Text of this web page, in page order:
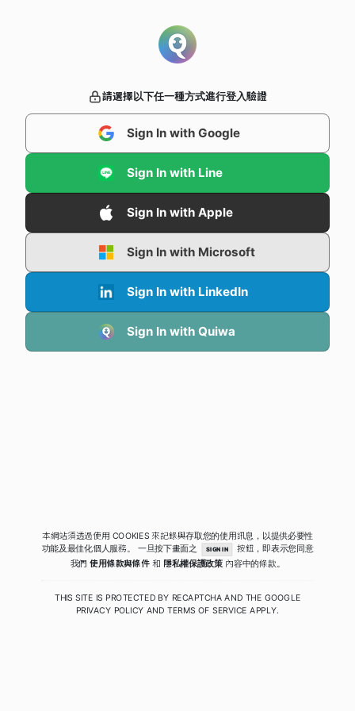
請選擇以下任一種方式進行登入驗證
Sign In with Google
Sign In with Line
Sign In with Apple
Sign In with Microsoft
Sign In with LinkedIn
Sign In with Quiwa
本網站須透過使用 COOKIES 來記錄與存取您的使用訊息，以提供必要性
功能及最佳化個人服務。 一旦按下畫面之 SIGN IN
按鈕，即表示您同意
我們使用條款與條件和 隱私權保護政策內容中的條款。
THIS SITE IS PROTECTED BY RECAPTCHA AND THE GOOGLE
PRIVACY POLICY ANDTERMS OF SERVICE APPLY.